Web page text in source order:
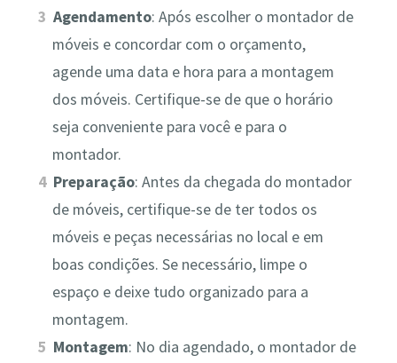
Agendamento: Após escolher o montador de
móveis e concordar com o orçamento,
agende uma data e hora para a montagem
dos móveis. Certifique-se de que o horário
seja conveniente para você e para o
montador.
Preparação: Antes da chegada do montador
de móveis, certifique-se de ter todos os
móveis e peças necessárias no local e em
boas condições. Se necessário, limpe o
espaço e deixe tudo organizado para a
montagem.
Montagem: No dia agendado, o montador de